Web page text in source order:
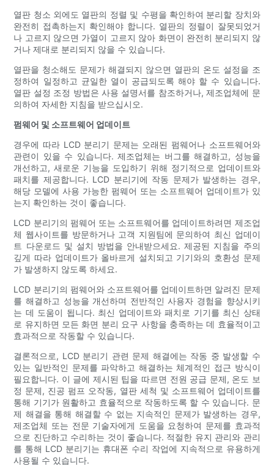
열판 청소 외에도 열판의 정렬 및 수평을 확인하여 분리할 장치와
완전히 접촉하는지 확인해야 합니다. 열판의 정렬이 잘못되었거
나 고르지 않으면 가열이 고르지 않아 화면이 완전히 분리되지 않
거나 제대로 분리되지 않을 수 있습니다.
열판을 청소해도 문제가 해결되지 않으면 열판의 온도 설정을 조
정하여 일정하고 균일한 열이 공급되도록 해야 할 수 있습니다.
열판 설정 조정 방법은 사용 설명서를 참조하거나, 제조업체에 문
의하여 자세한 지침을 받으십시오.
펌웨어 및 소프트웨어 업데이트
경우에 따라 LCD 분리기 문제는 오래된 펌웨어나 소프트웨어와
관련이 있을 수 있습니다. 제조업체는 버그를 해결하고, 성능을
개선하고, 새로운 기능을 도입하기 위해 정기적으로 업데이트와
패치를 제공합니다. LCD 분리기에 작동 문제가 발생하는 경우,
해당 모델에 사용 가능한 펌웨어 또는 소프트웨어 업데이트가 있
는지 확인하는 것이 좋습니다.
LCD 분리기의 펌웨어 또는 소프트웨어를 업데이트하려면 제조업
체 웹사이트를 방문하거나 고객 지원팀에 문의하여 최신 업데이
트 다운로드 및 설치 방법을 안내받으세요. 제공된 지침을 주의
깊게 따라 업데이트가 올바르게 설치되고 기기와의 호환성 문제
가 발생하지 않도록 하세요.
LCD 분리기의 펌웨어와 소프트웨어를 업데이트하면 알려진 문제
를 해결하고 성능을 개선하며 전반적인 사용자 경험을 향상시키
는 데 도움이 됩니다. 최신 업데이트와 패치로 기기를 최신 상태
로 유지하면 모든 화면 분리 요구 사항을 충족하는 데 효율적이고
효과적으로 작동할 수 있습니다.
결론적으로, LCD 분리기 관련 문제 해결에는 작동 중 발생할 수
있는 일반적인 문제를 파악하고 해결하는 체계적인 접근 방식이
필요합니다. 이 글에 제시된 팁을 따르면 전원 공급 문제, 온도 보
정 문제, 진공 펌프 오작동, 열판 세척 및 소프트웨어 업데이트를
통해 기기가 원활하고 효율적으로 작동하도록 할 수 있습니다. 문
제 해결을 통해 해결할 수 없는 지속적인 문제가 발생하는 경우,
제조업체 또는 전문 기술자에게 도움을 요청하여 문제를 효과적
으로 진단하고 수리하는 것이 좋습니다. 적절한 유지 관리와 관리
를 통해 LCD 분리기는 휴대폰 수리 작업에 지속적으로 유용하게
사용될 수 있습니다.